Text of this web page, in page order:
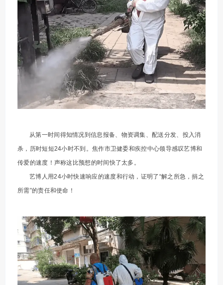
从第一时间得知情况到信息报备、物资调集、配送分发、投入消
杀，历时短短24小时不到。焦作市卫健委和疾控中心领导感叹艺博和
传爱的速度！声称这比预想的时间快了太多。
艺博人用24小时快速响应的速度和行动，证明了“解之所急，捐之
所需”的责任和使命！